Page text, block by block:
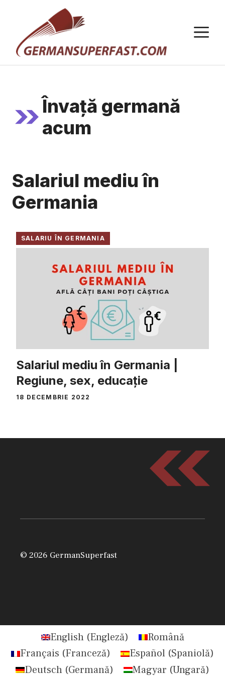
conținut
Învață germană
acum
Salariul mediu în
Germania
SALARIU ÎN GERMANIA
Salariul mediu în Germania |
Regiune, sex, educație
18 DECEMBRIE 2022
© 2026 GermanSuperfast
English(Engleză)
Română
Français (Franceză) Español (Spaniolă)
Deutsch (Germană) Magyar (Ungară)